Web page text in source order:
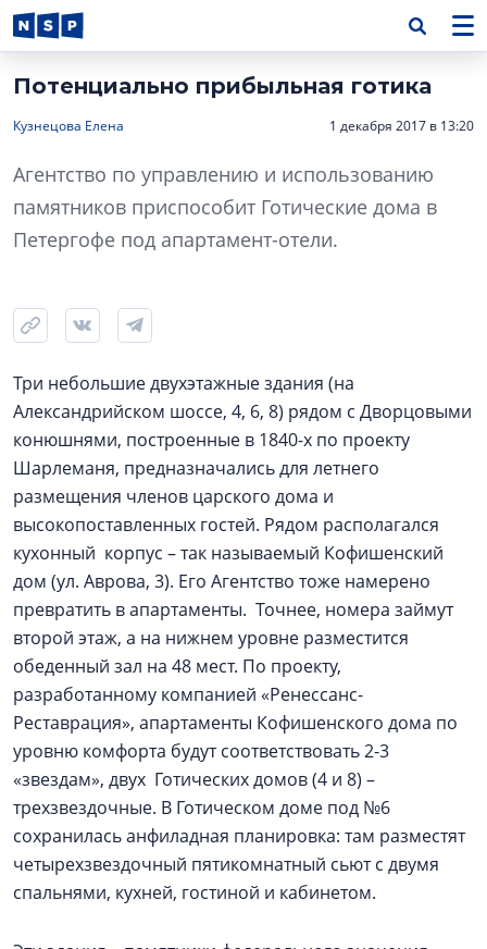
Потенциально прибыльная готика
Кузнецова Елена 1 декабря 2017 в 13:20
Агентство по управлению и использованию
памятников приспособит Готические дома в
Петергофе под апартамент-отели.
Три небольшие двухэтажные здания (на
Александрийском шоссе, 4, 6, 8) рядом с Дворцовыми
конюшнями, построенные в 1840-х по проекту
Шарлеманя, предназначались для летнего
размещения членов царского дома и
высокопоставленных гостей. Рядом располагался
кухонный корпус – так называемый Кофишенский
дом (ул. Аврова, 3). Его Агентство тоже намерено
превратить в апартаменты. Точнее, номера займут
второй этаж, а на нижнем уровне разместится
обеденный зал на 48 мест. По проекту,
разработанному компанией «Ренессанс-
Реставрация», апартаменты Кофишенского дома по
уровню комфорта будут соответствовать 2-3
«звездам», двух Готических домов (4 и 8) –
трехзвездочные. В Готическом доме под №6
сохранилась анфиладная планировка: там разместят
четырехзвездочный пятикомнатный сьют с двумя
спальнями, кухней, гостиной и кабинетом.